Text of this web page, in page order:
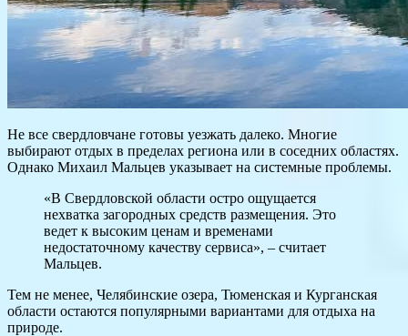
Не все свердловчане готовы уезжать далеко. Многие
выбирают отдых в пределах региона или в соседних областях.
Однако Михаил Мальцев указывает на системные проблемы.
«В Свердловской области остро ощущается
нехватка загородных средств размещения. Это
ведет к высоким ценам и временами
недостаточному качеству сервиса», – считает
Мальцев.
Тем не менее, Челябинские озера, Тюменская и Курганская
области остаются популярными вариантами для отдыха на
природе.